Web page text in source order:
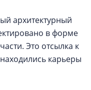
архитектурный
в форме
Это отсылка к
карьеры